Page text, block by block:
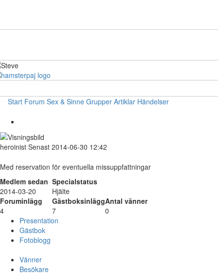
Start Forum Sex & Sinne Grupper Artiklar Händelser
heroinist Senast 2014-06-30 12:42
Med reservation för eventuella missuppfattningar
Medlem sedan Specialstatus
2014-03-20
Hjälte
Foruminlägg
GästboksinläggAntal vänner
4
7
0
Presentation
Gästbok
Fotoblogg
Vänner
Besökare